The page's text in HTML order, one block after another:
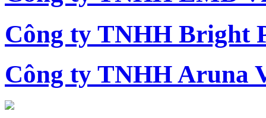
Công ty TNHH Bright
Công ty TNHH Aruna